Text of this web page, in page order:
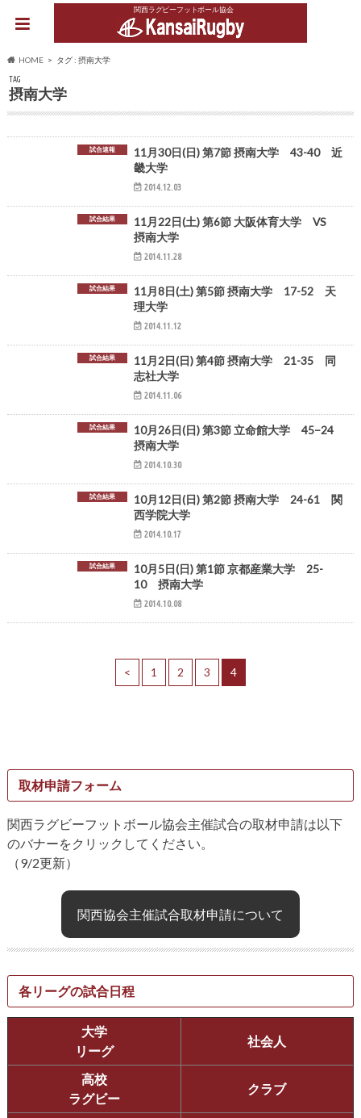
関西ラグビーフットボール協会
HOME タグ : 摂南大学
TAG
摂南大学
試合速報
11月30日(日) 第7節 摂南大学 43-40 近
畿大学
2014.12.03
試合結果
11月22日(土) 第6節 大阪体育大学 VS
摂南大学
2014.11.28
試合結果
11月8日(土) 第5節 摂南大学 17-52 天
理大学
2014.11.12
試合結果
11月2日(日) 第4節 摂南大学 21-35 同
志社大学
2014.11.06
試合結果
10月26日(日) 第3節 立命館大学 45−24
摂南大学
2014.10.30
試合結果
10月12日(日) 第2節 摂南大学 24-61 関
西学院大学
2014.10.17
試合結果
10月5日(日) 第1節 京都産業大学 25-
10 摂南大学
2014.10.08
< 1 2 3 4
取材申請フォーム
関西ラグビーフットボール協会主催試合の取材申請は以下
のバナーをクリックしてください。
（9/2更新）
関西協会主催試合取材申請について
各リーグの試合日程
大学
リーグ
社会人
高校
ラグビー
クラブ